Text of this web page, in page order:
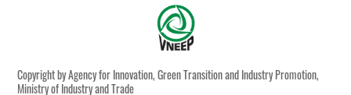
Copyright by Agency for Innovation, Green Transition and Industry Promotion,
Ministry of Industry and Trade